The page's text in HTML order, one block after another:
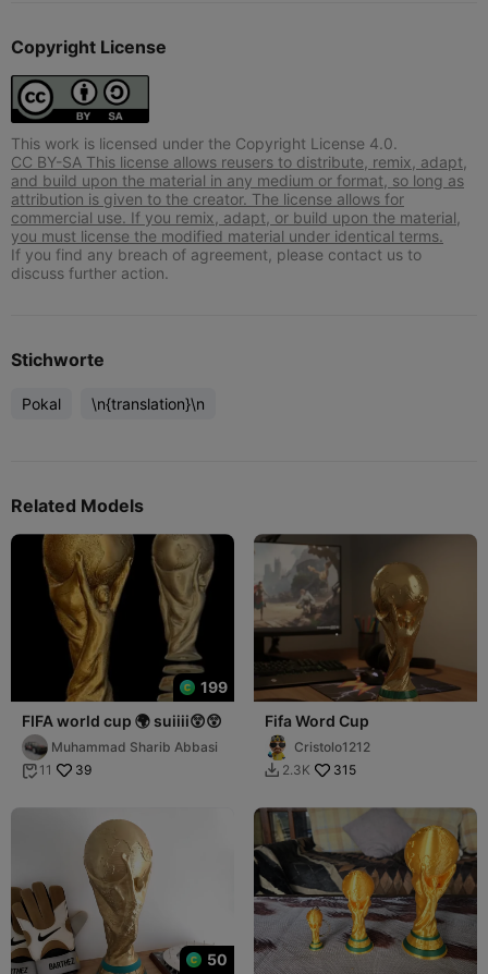
Copyright License
This work is licensed under the Copyright License 4.0.
CC BY-SA This license allows reusers to distribute, remix, adapt,
and build upon the material in any medium or format, so long as
attribution is given to the creator. The license allows for
commercial use. If you remix, adapt, or build upon the material,
you must license the modified material under identical terms.
If you find any breach of agreement, please contact us to
discuss further action.
Stichworte
Pokal \n{translation}\n
Related Models
199
FIFA world cup 🌍 suiiii😲😲
Muhammad Sharib Abbasi
 11 39
Fifa Word Cup
Cristolo1212
 2.3K 315
50